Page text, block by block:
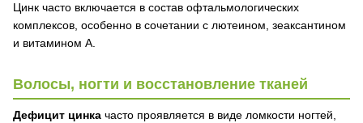
Цинк часто включается в состав офтальмологических
комплексов, особенно в сочетании с лютеином, зеаксантином
и витамином А.
Волосы, ногти и восстановление тканей
Дефицит цинка часто проявляется в виде ломкости ногтей,